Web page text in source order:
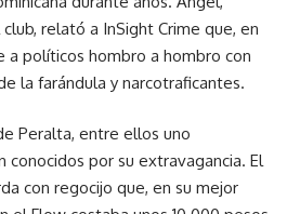
relató a InSight Crime que, en
a políticos hombro a hombro con
la farándula y narcotraficantes.
Peralta, entre ellos uno
conocidos por su extravagancia. El
con regocijo que, en su mejor